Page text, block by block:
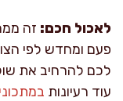
לאכול חכם: זה
פעם ומחדש לפי
לכם להרחיב את
עוד רעיונות